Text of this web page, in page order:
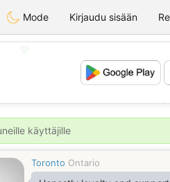
Mode Kirjaudu sisään
käyttäjille
Toronto Ontario